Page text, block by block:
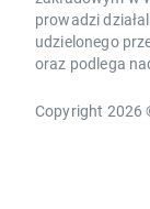
prowadzi
udzielonego
oraz podlega
Copyright 2026